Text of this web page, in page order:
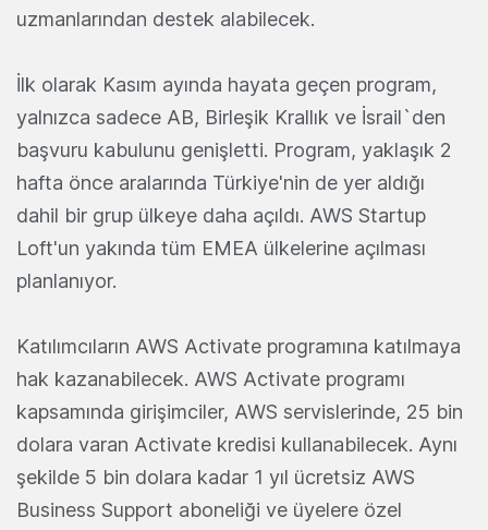
uzmanlarından destek alabilecek.
İlk olarak Kasım ayında hayata geçen program,
yalnızca sadece AB, Birleşik Krallık ve İsrail`den
başvuru kabulunu genişletti. Program, yaklaşık 2
hafta önce aralarında Türkiye'nin de yer aldığı
dahil bir grup ülkeye daha açıldı. AWS Startup
Loft'un yakında tüm EMEA ülkelerine açılması
planlanıyor.
Katılımcıların AWS Activate programına katılmaya
hak kazanabilecek. AWS Activate programı
kapsamında girişimciler, AWS servislerinde, 25 bin
dolara varan Activate kredisi kullanabilecek. Aynı
şekilde 5 bin dolara kadar 1 yıl ücretsiz AWS
Business Support aboneliği ve üyelere özel